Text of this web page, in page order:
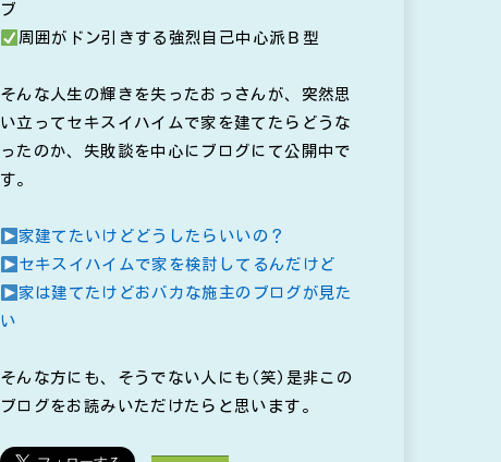
ブ
周囲がドン引きする強烈自己中心派Ｂ型
そんな人生の輝きを失ったおっさんが、突然思
い立ってセキスイハイムで家を建てたらどうな
ったのか、失敗談を中心にブログにて公開中で
す。
家建てたいけどどうしたらいいの？
セキスイハイムで家を検討してるんだけど
家は建てたけどおバカな施主のブログが見た
い
そんな方にも、そうでない人にも(笑)是非この
ブログをお読みいただけたらと思います。